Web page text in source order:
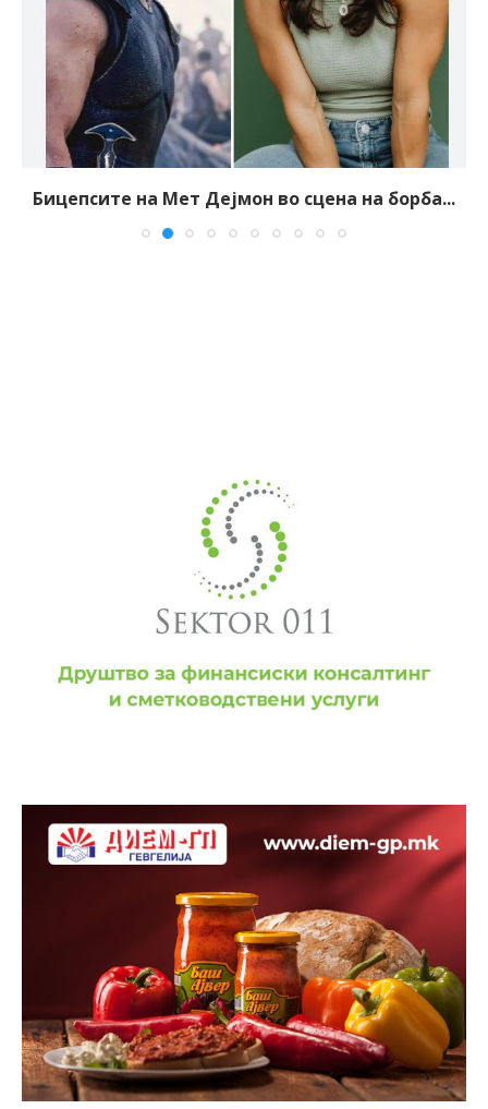
Бицепсите на Мет Дејмон во сцена на борба...